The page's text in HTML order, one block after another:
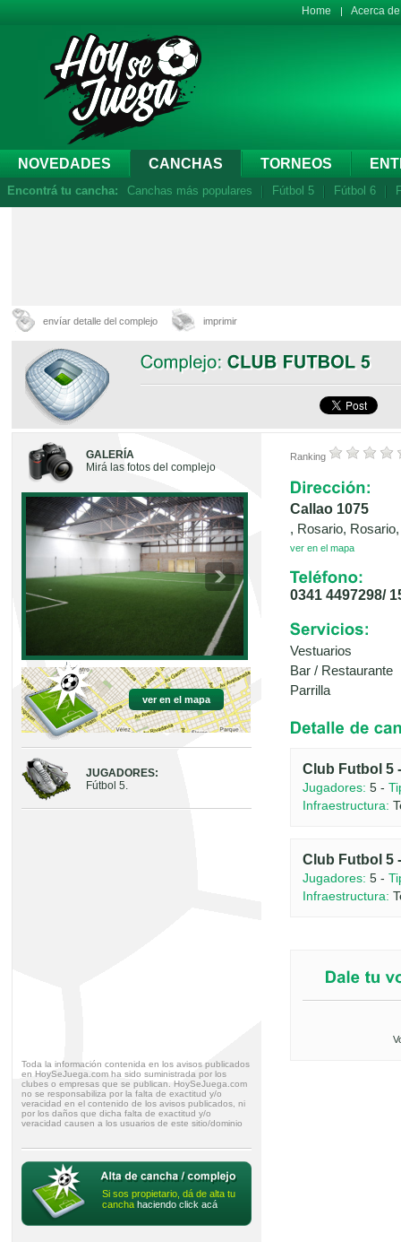
Home Acerca
NOVEDADES CANCHAS TORNEOS
Encontrá tu cancha: Canchas más populares Fútbol 5 Fútbol 6
envíar detalle del complejo imprimir
GALERÍA
Mirá las fotos del complejo
ver en el mapa
JUGADORES:
Fútbol 5.
Toda la información contenida en los avisos publicados
en HoySeJuega.com ha sido suministrada por los
clubes o empresas que se publican. HoySeJuega.com
no se responsabiliza por la falta de exactitud y/o
veracidad en el contenido de los avisos publicados, ni
por los daños que dicha falta de exactitud y/o
veracidad causen a los usuarios de este sitio/dominio
Si sos propietario, dá de alta tu
cancha haciendo click acá
Ranking
Callao 1075
, Rosario,
ver en el mapa
0341 4497298/
Vestuarios
Bar / Restaurante
Parrilla
Club Futbol 5
Jugadores: 5 -
Infraestructura:
Club Futbol 5
Jugadores: 5 -
Infraestructura: